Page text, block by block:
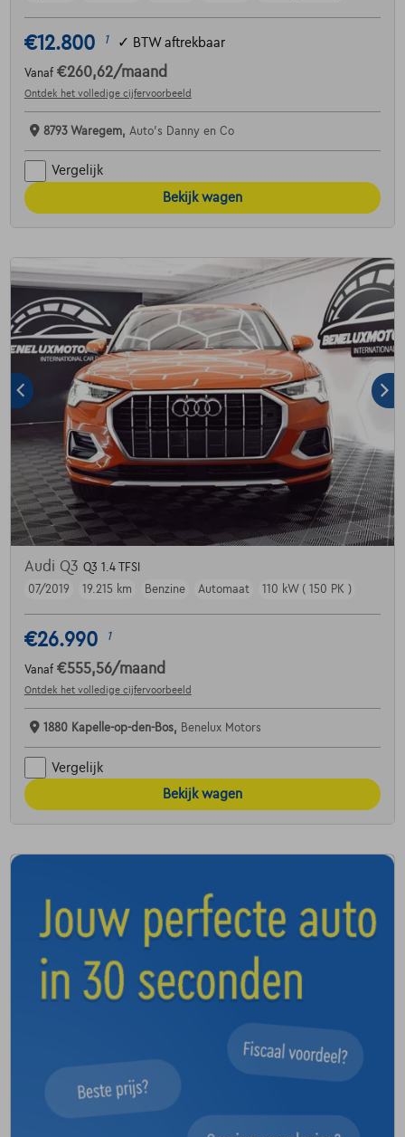
€12.800 1 ✓ BTW aftrekbaar
Vanaf €260,62/maand
Ontdek het volledige cijfervoorbeeld
8793 Waregem, Auto's Danny en Co
Vergelijk
Bekijk wagen
Audi Q3 Q3 1.4 TFSI
07/2019
19.215 km Benzine Automaat 110 kW ( 150 PK )
€26.990 1
Vanaf €555,56/maand
Ontdek het volledige cijfervoorbeeld
1880 Kapelle-op-den-Bos, Benelux Motors
Vergelijk
Bekijk wagen